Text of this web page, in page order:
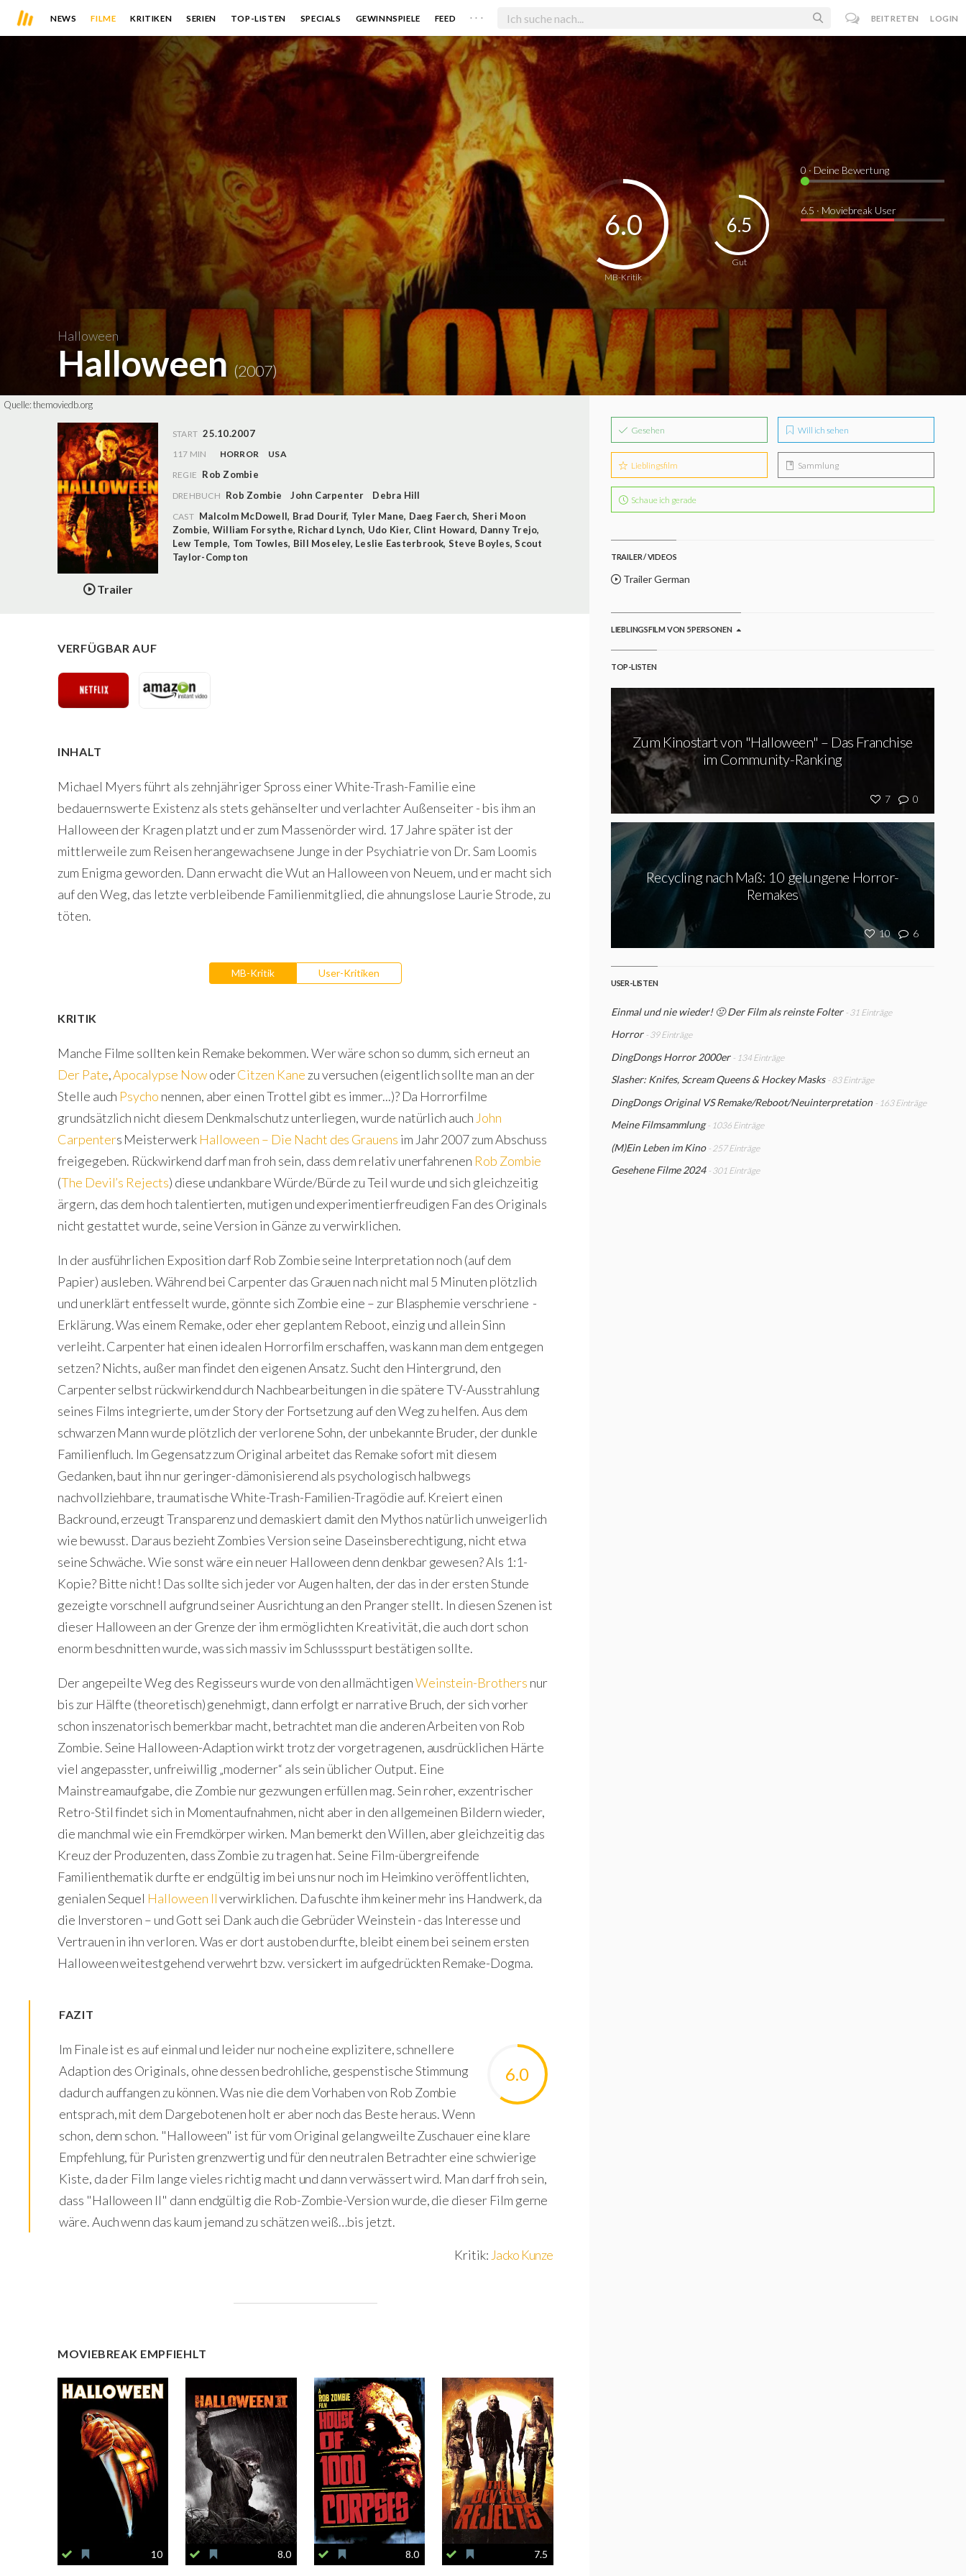
NEWS FILME KRITIKEN SERIEN TOP-LISTEN SPECIALS GEWINNSPIELE FEED . . . BEITRETEN LOGIN
Halloween
Halloween (2007)
MB-Kritik
6.0
Gut
6.5
0· Deine Bewertung
6.5 · Moviebreak User
Quelle:themoviedb.org
Trailer
START 25.10.2007
117 MIN HORROR
USA
REGIE Rob Zombie
DREHBUCH Rob Zombie John Carpenter Debra Hill
CAST Malcolm McDowell, Brad Dourif, Tyler Mane, Daeg Faerch, Sheri Moon
Zombie, William Forsythe, Richard Lynch, Udo Kier, Clint Howard, Danny Trejo,
Lew Temple, Tom Towles, Bill Moseley, Leslie Easterbrook, Steve Boyles,Scout
Taylor-Compton
VERFÜGBAR AUF
INHALT
Michael Myers führt als zehnjähriger Spross einer White-Trash-Familie eine
bedauernswerte Existenz als stets gehänselter und verlachter Außenseiter - bis ihm an
Halloween der Kragen platzt und er zum Massenörder wird. 17 Jahre später ist der
mittlerweile zum Reisen herangewachsene Junge in der Psychiatrie von Dr. Sam Loomis
zum Enigma geworden. Dann erwacht die Wut an Halloween von Neuem, und er macht sich
auf den Weg, das letzte verbleibende Familienmitglied, die ahnungslose Laurie Strode, zu
töten.
MB-Kritik User-Kritiken
KRITIK
Manche Filme sollten kein Remake bekommen. Wer wäre schon so dumm, sich erneut an
Der Pate,Apocalypse NowoderCitzen Kane zu versuchen (eigentlich sollte man an der
Stelle auch Psycho nennen, aber einen Trottel gibt es immer...)? Da Horrorfilme
grundsätzlich nicht diesem Denkmalschutz unterliegen, wurde natürlich auch John
Carpenters Meisterwerk Halloween – Die Nacht des Grauens im Jahr 2007 zum Abschuss
freigegeben. Rückwirkend darf man froh sein, dass dem relativ unerfahrenen Rob Zombie
(The Devil’s Rejects) diese undankbare Würde/Bürde zu Teil wurde und sich gleichzeitig
ärgern, das dem hoch talentierten, mutigen und experimentierfreudigen Fan des Originals
nicht gestattet wurde, seine Version in Gänze zu verwirklichen.
In der ausführlichen Exposition darf Rob Zombie seine Interpretation noch (auf dem
Papier) ausleben. Während bei Carpenter das Grauen nach nicht mal 5 Minuten plötzlich
und unerklärt entfesselt wurde, gönnte sich Zombie eine – zur Blasphemie verschriene -
Erklärung. Was einem Remake, oder eher geplantem Reboot, einzig und allein Sinn
verleiht. Carpenter hat einen idealen Horrorfilm erschaffen, was kann man dem entgegen
setzen? Nichts, außer man findet den eigenen Ansatz. Sucht den Hintergrund, den
Carpenter selbst rückwirkend durch Nachbearbeitungen in die spätere TV-Ausstrahlung
seines Films integrierte, um der Story der Fortsetzung auf den Weg zu helfen. Aus dem
schwarzen Mann wurde plötzlich der verlorene Sohn, der unbekannte Bruder, der dunkle
Familienfluch. Im Gegensatz zum Original arbeitet das Remake sofort mit diesem
Gedanken, baut ihn nur geringer-dämonisierend als psychologisch halbwegs
nachvollziehbare, traumatische White-Trash-Familien-Tragödie auf. Kreiert einen
Backround, erzeugt Transparenz und demaskiert damit den Mythos natürlich unweigerlich
wie bewusst. Daraus bezieht Zombies Version seine Daseinsberechtigung, nicht etwa
seine Schwäche. Wie sonst wäre ein neuer Halloween denn denkbar gewesen? Als 1:1-
Kopie? Bitte nicht! Das sollte sich jeder vor Augen halten, der das in der ersten Stunde
gezeigte vorschnell aufgrund seiner Ausrichtung an den Pranger stellt. In diesen Szenen ist
dieser Halloween an der Grenze der ihm ermöglichten Kreativität, die auch dort schon
enorm beschnitten wurde, was sich massiv im Schlussspurt bestätigen sollte.
Der angepeilte Weg des Regisseurs wurde von den allmächtigenWeinstein-Brothers nur
bis zur Hälfte (theoretisch) genehmigt, dann erfolgt er narrative Bruch, der sich vorher
schon inszenatorisch bemerkbar macht, betrachtet man die anderen Arbeiten von Rob
Zombie. Seine Halloween-Adaption wirkt trotz der vorgetragenen, ausdrücklichen Härte
viel angepasster, unfreiwillig „moderner“ als sein üblicher Output. Eine
Mainstreamaufgabe, die Zombie nur gezwungen erfüllen mag. Sein roher, exzentrischer
Retro-Stil findet sich in Momentaufnahmen, nicht aber in den allgemeinen Bildern wieder,
die manchmal wie ein Fremdkörper wirken. Man bemerkt den Willen, aber gleichzeitig das
Kreuz der Produzenten, dass Zombie zu tragen hat. Seine Film-übergreifende
Familienthematik durfte er endgültig im bei uns nur noch im Heimkino veröffentlichten,
genialen Sequel Halloween IIverwirklichen. Da fuschte ihm keiner mehr ins Handwerk, da
die Inverstoren – und Gott sei Dank auch die Gebrüder Weinstein - das Interesse und
Vertrauen in ihn verloren. Was er dort austoben durfte, bleibt einem bei seinem ersten
Halloween weitestgehend verwehrt bzw. versickert im aufgedrückten Remake-Dogma.
FAZIT
6.0
Im Finale ist es auf einmal und leider nur noch eine explizitere, schnellere
Adaption des Originals, ohne dessen bedrohliche, gespenstische Stimmung
dadurch auffangen zu können. Was nie die dem Vorhaben von Rob Zombie
entsprach, mit dem Dargebotenen holt er aber noch das Beste heraus. Wenn
schon, denn schon. "Halloween" ist für vom Original gelangweilte Zuschauer eine klare
Empfehlung, für Puristen grenzwertig und für den neutralen Betrachter eine schwierige
Kiste, da der Film lange vieles richtig macht und dann verwässert wird. Man darf froh sein,
dass "Halloween II" dann endgültig die Rob-Zombie-Version wurde, die dieser Film gerne
wäre. Auch wenn das kaum jemand zu schätzen weiß…bis jetzt.
Kritik: Jacko Kunze
MOVIEBREAK EMPFIEHLT
10 8.0 8.0 7.5
Gesehen Will ich sehen
Lieblingsfilm Sammlung
Schaue ich gerade
TRAILER / VIDEOS
Trailer German
LIEBLINGSFILM VON 5 PERSONEN
TOP-LISTEN
7 0
Zum Kinostart von "Halloween" – Das Franchise
im Community-Ranking
10 6
Recycling nach Maß: 10 gelungene Horror-
Remakes
USER-LISTEN
Einmal und nie wieder! 🤢 Der Film als reinste Folter - 31 Einträge
Horror - 39 Einträge
DingDongs Horror 2000er - 134 Einträge
Slasher: Knifes, Scream Queens & Hockey Masks - 83 Einträge
DingDongs Original VS Remake/Reboot/Neuinterpretation - 163 Einträge
Meine Filmsammlung - 1036 Einträge
(M)Ein Leben im Kino - 257 Einträge
Gesehene Filme 2024 - 301 Einträge